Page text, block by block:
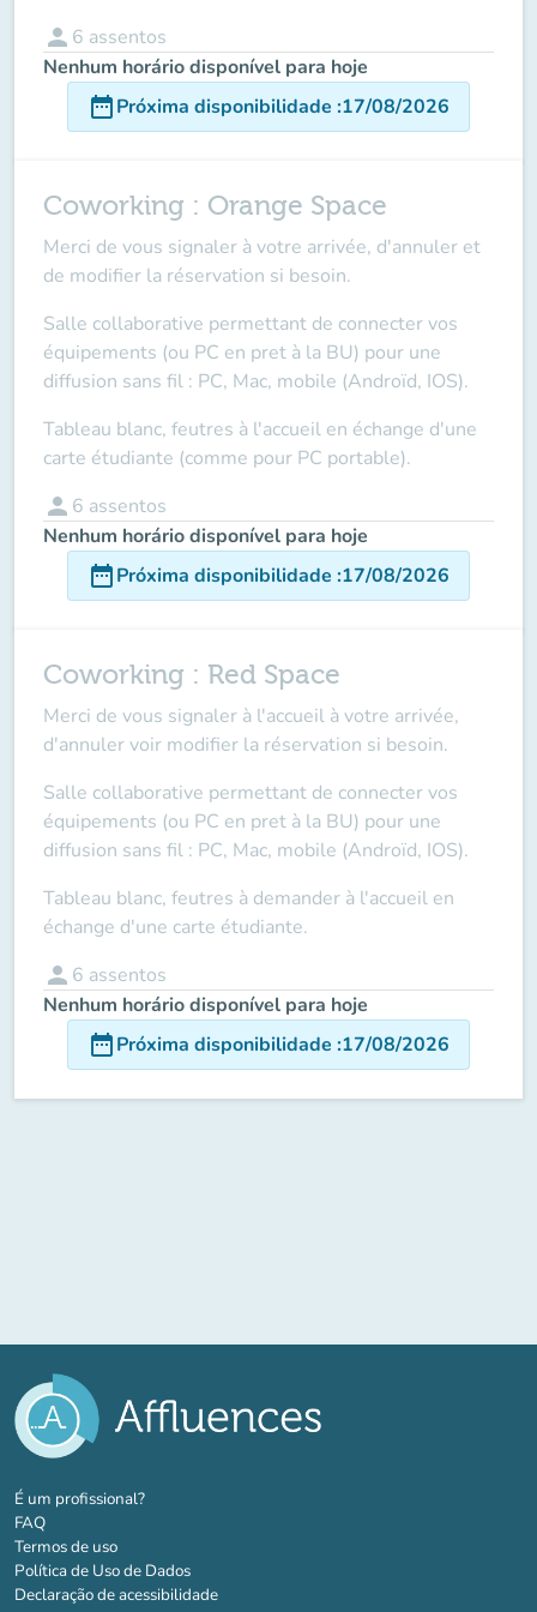
person 6 assentos
Nenhum horário disponível para hoje
date_rangePróxima disponibilidade :17/08/2026
Coworking : Orange Space
Merci de vous signaler à votre arrivée, d'annuler et
de modifier la réservation si besoin.
Salle collaborative permettant de connecter vos
équipements (ou PC en pret à la BU) pour une
diffusion sans fil : PC, Mac, mobile (Androïd, IOS).
Tableau blanc, feutres à l'accueil en échange d'une
carte étudiante (comme pour PC portable).
person 6 assentos
Nenhum horário disponível para hoje
date_rangePróxima disponibilidade :17/08/2026
Coworking : Red Space
Merci de vous signaler à l'accueil à votre arrivée,
d'annuler voir modifier la réservation si besoin.
Salle collaborative permettant de connecter vos
équipements (ou PC en pret à la BU) pour une
diffusion sans fil : PC, Mac, mobile (Androïd, IOS).
Tableau blanc, feutres à demander à l'accueil en
échange d'une carte étudiante.
person 6 assentos
Nenhum horário disponível para hoje
date_rangePróxima disponibilidade :17/08/2026
É um profissional?(novo separador)
FAQ
Termos de uso
Política de Uso de Dados
Declaração de acessibilidade